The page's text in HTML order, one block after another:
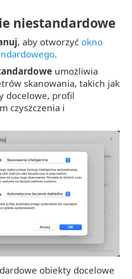
niestandardowe
, aby otworzyć okno
.
umożliwia
skanowania, takich jak
docelowe, profil
czyszczenia i
obiekty docelowe